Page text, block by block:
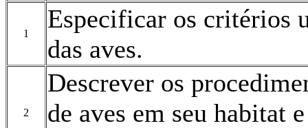
1
Especificar os critérios
das aves.
2
Descrever os
de aves em seu habitat